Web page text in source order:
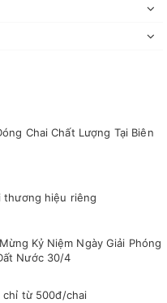
Chai Chất Lượng Tại Biên
thương hiệu riêng
Kỷ Niệm Ngày Giải Phóng
Nước 30/4
chỉ từ 500đ/chai